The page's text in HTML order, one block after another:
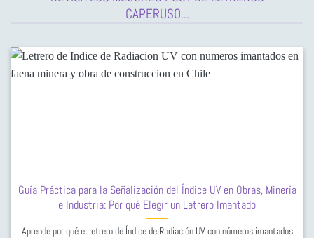
CAPERUSO...
Guía Práctica para la Señalización del Índice UV en Obras, Minería
e Industria: Por qué Elegir un Letrero Imantado
Aprende por qué el letrero de Índice de Radiación UV con números imantados